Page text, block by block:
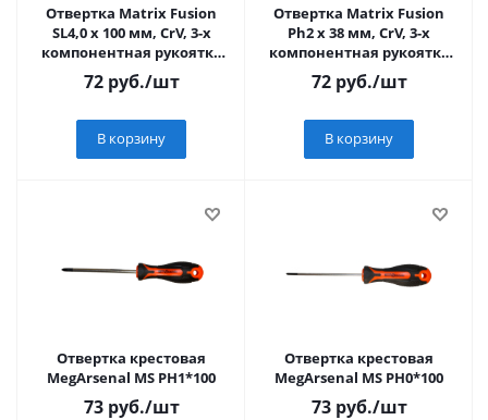
Отвертка Matrix Fusion
SL4,0 х 100 мм, CrV, 3-х
компонентная рукоятка
anti slip
72руб./шт
В корзину
Отвертка Matrix Fusion
Ph2 х 38 мм, CrV, 3-х
компонентная рукоятка
anti slip
72руб./шт
В корзину
Отвертка крестовая
MegArsenal МS РН1*100
73руб./шт
Отвертка крестовая
MegArsenal МS РН0*100
73руб./шт